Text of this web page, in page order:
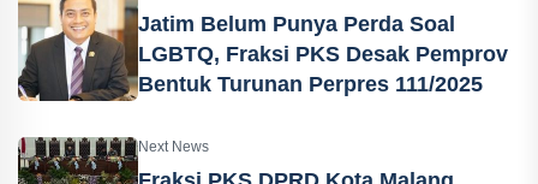
Jatim Belum Punya Perda Soal
LGBTQ, Fraksi PKS Desak Pemprov
Bentuk Turunan Perpres 111/2025
Next News